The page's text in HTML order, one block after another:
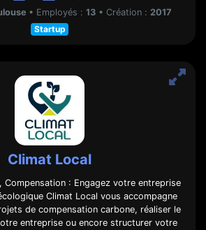
• Employés : 13 • Création : 2017
Startup
Climat Local
Compensation : Engagez votre entreprise
Climat Local vous accompagne
de compensation carbone, réaliser le
entreprise ou encore structurer votre